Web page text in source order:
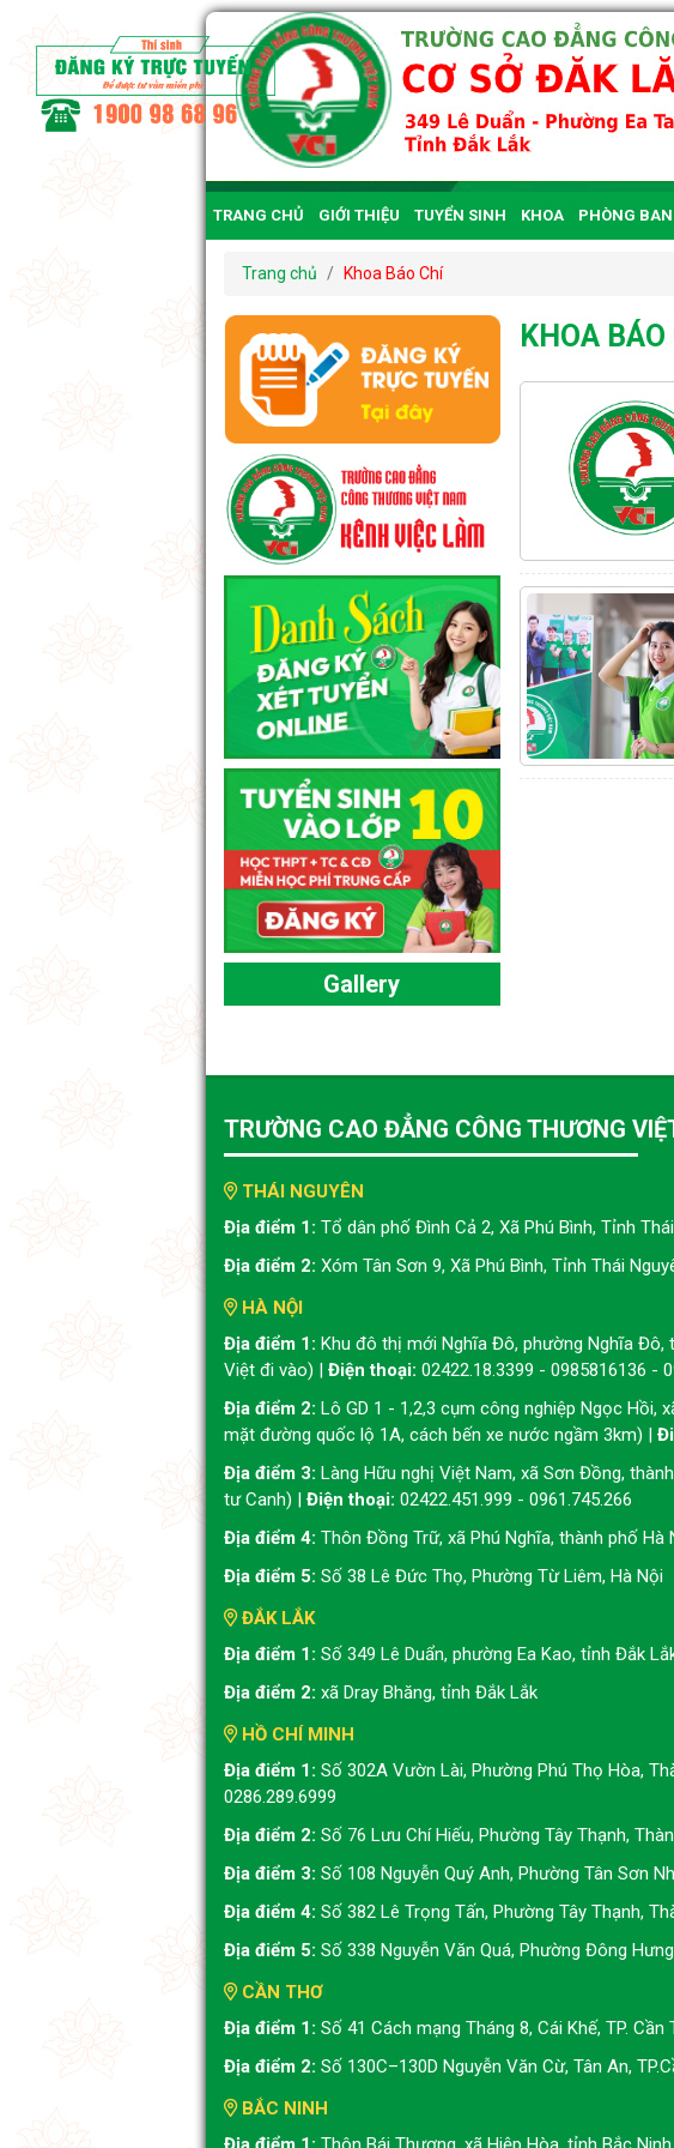
TRANG CHỦ GIỚI THIỆU TUYỂN SINH KHOA PHÒNG BAN
CÔNG KHAI
Trang chủ Khoa Báo Chí
Gallery
KHOA BÁO
TRƯỜNG CAO ĐẲNG CÔNG THƯƠNG
THÁI NGUYÊN
Địa điểm 1: Tổ dân phố Đình Cả 2, Xã Phú Bình, Tỉnh
Địa điểm 2: Xóm Tân Sơn 9, Xã Phú Bình, Tỉnh Thái
HÀ NỘI
Địa điểm 1: Khu đô thị mới Nghĩa Đô, phường Nghĩa Đô,
Việt đi vào) | Điện thoại: 02422.18.3399 - 0985816136 -
Địa điểm 2: Lô GD 1 - 1,2,3 cụm công nghiệp Ngọc Hồi,
mặt đường quốc lộ 1A, cách bến xe nước ngầm 3km) |
Địa điểm 3: Làng Hữu nghị Việt Nam, xã Sơn Đồng,
tư Canh) | Điện thoại: 02422.451.999 - 0961.745.266
Địa điểm 4: Thôn Đồng Trữ, xã Phú Nghĩa, thành phố Hà
Địa điểm 5: Số 38 Lê Đức Thọ, Phường Từ Liêm, Hà Nội
ĐẮK LẮK
Địa điểm 1: Số 349 Lê Duẩn, phường Ea Kao, tỉnh Đắk
Địa điểm 2: xã Dray Bhăng, tỉnh Đắk Lắk
HỒ CHÍ MINH
Địa điểm 1: Số 302A Vườn Lài, Phường Phú Thọ Hòa,
0286.289.6999
Địa điểm 2: Số 76 Lưu Chí Hiếu, Phường Tây Thạnh,
Địa điểm 3: Số 108 Nguyễn Quý Anh, Phường Tân Sơn
Địa điểm 4: Số 382 Lê Trọng Tấn, Phường Tây Thạnh,
Địa điểm 5: Số 338 Nguyễn Văn Quá, Phường Đông
CẦN THƠ
Địa điểm 1: Số 41 Cách mạng Tháng 8, Cái Khế, TP. Cần
Địa điểm 2: Số 130C–130D Nguyễn Văn Cừ, Tân An,
BẮC NINH